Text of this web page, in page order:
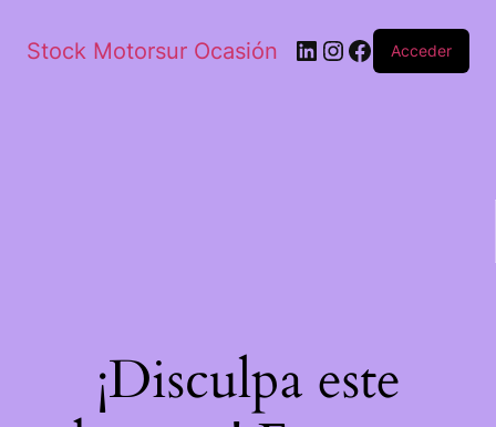
Stock Motorsur Ocasión Acceder
¡Disculpa este